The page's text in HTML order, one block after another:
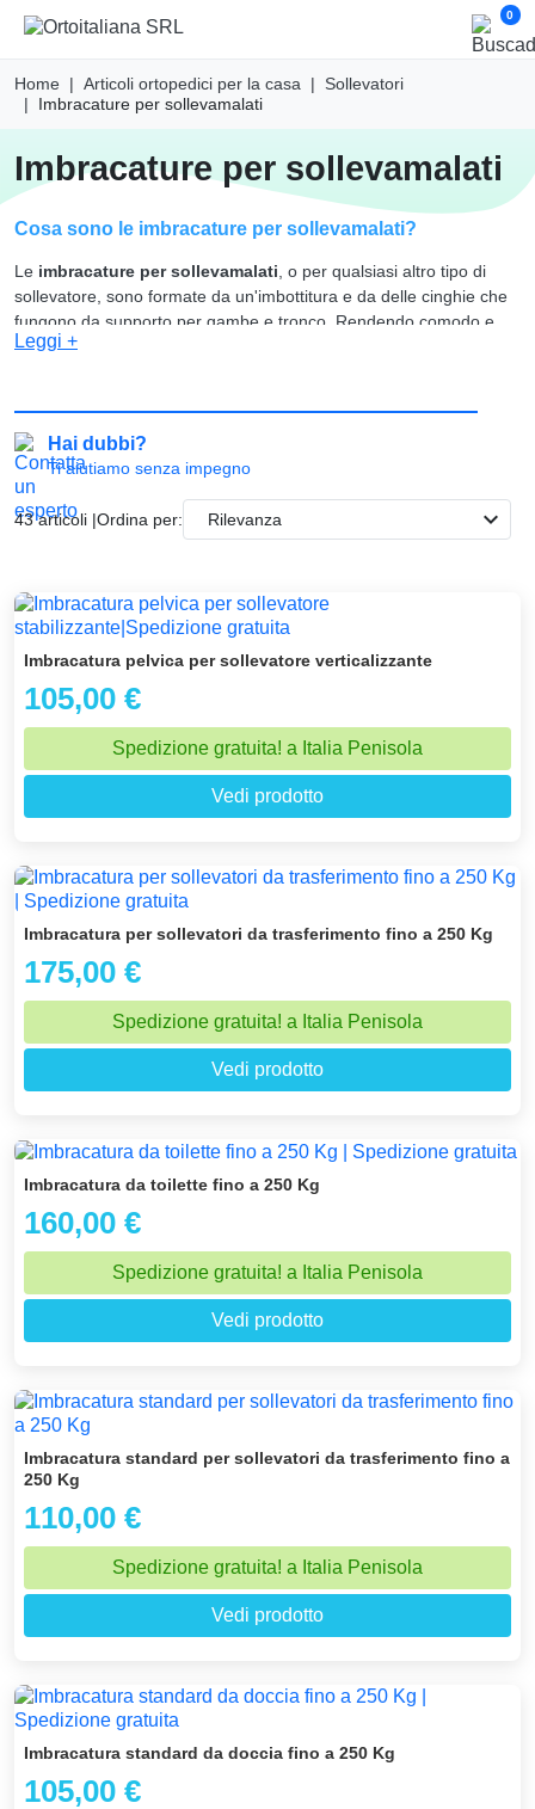
0
Home Articoli ortopedici per la casa
Sollevatori
Imbracature per sollevamalati
imbracature per sollevamalati
Cosa sono le imbracature per sollevamalati?
Le imbracature per sollevamalati , o per qualsiasi altro tipo di
sollevatore, sono formate da un'imbottitura e da delle cinghie che
fungono da supporto per gambe e tronco. Rendendo comodo e
sicuro il periodo in cui il paziente verrà sollevato ed eretto in
Rappresentano un accessorio indispensabile per glielevatori da
trasferimento, per assistenza domestica
piscina.
Quando parliamo di imbracature per sollevatori ortopedici, bisogna
obbligatoriamente far riferimento alla sicurezza e alla funzionalità,
Leggi +
Hai dubbi?
Ti aiutiamo senza impegno
43 articoli |Ordina per: Rilevanza expand_more
Imbracatura pelvica per sollevatore verticalizzante
105,00 €
Spedizione gratuita! a Italia Penisola
Vedi prodotto
Imbracatura per sollevatori da trasferimento fino a 250 Kg
175,00 €
Spedizione gratuita! a Italia Penisola
Vedi prodotto
Imbracatura da toilette fino a 250 Kg
160,00 €
Spedizione gratuita! a Italia Penisola
Vedi prodotto
Imbracatura standard per sollevatori da trasferimento fino a
250 Kg
110,00 €
Spedizione gratuita! a Italia Penisola
Vedi prodotto
Imbracatura standard da doccia fino a 250 Kg
105,00 €